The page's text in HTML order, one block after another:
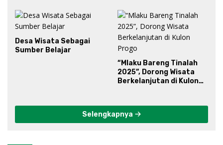
Desa Wisata Sebagai
Sumber Belajar
“Mlaku Bareng Tinalah
2025”, Dorong Wisata
Berkelanjutan di Kulon
Selengkapnya